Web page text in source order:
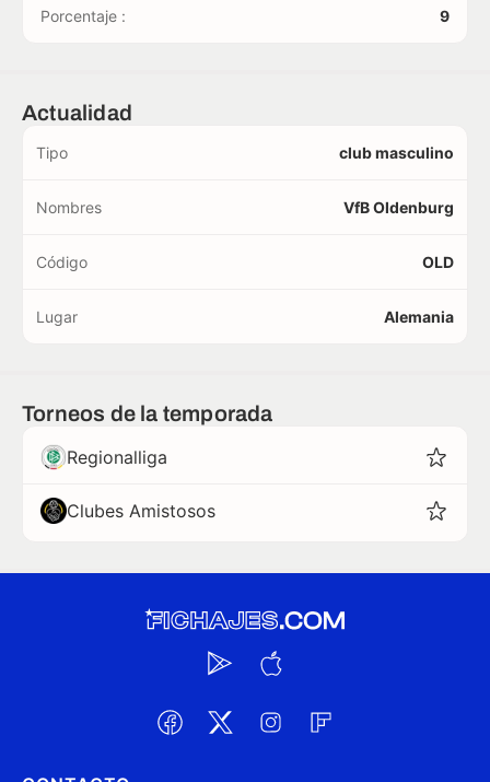
Porcentaje :
9
Actualidad
Tipo club masculino
Nombres VfB Oldenburg
Código OLD
Lugar Alemania
Torneos de la temporada
Regionalliga
Clubes Amistosos